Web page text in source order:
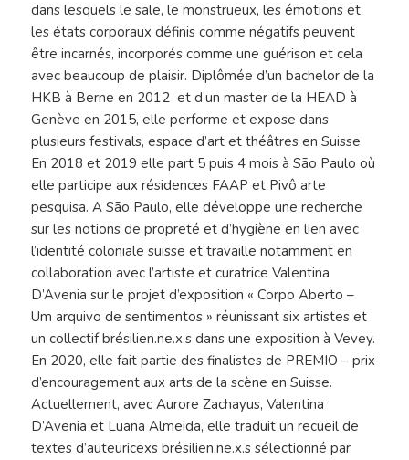
dans lesquels le sale, le monstrueux, les émotions et
les états corporaux définis comme négatifs peuvent
être incarnés, incorporés comme une guérison et cela
avec beaucoup de plaisir. Diplômée d’un bachelor de la
HKB à Berne en 2012 et d’un master de la HEAD à
Genève en 2015, elle performe et expose dans
plusieurs festivals, espace d’art et théâtres en Suisse.
En 2018 et 2019 elle part 5 puis 4 mois à São Paulo où
elle participe aux résidences FAAP et Pivô arte
pesquisa. A São Paulo, elle développe une recherche
sur les notions de propreté et d’hygiène en lien avec
l’identité coloniale suisse et travaille notamment en
collaboration avec l’artiste et curatrice Valentina
D’Avenia sur le projet d’exposition « Corpo Aberto –
Um arquivo de sentimentos » réunissant six artistes et
un collectif brésilien.ne.x.s dans une exposition à Vevey.
En 2020, elle fait partie des finalistes de PREMIO – prix
d’encouragement aux arts de la scène en Suisse.
Actuellement, avec Aurore Zachayus, Valentina
D’Avenia et Luana Almeida, elle traduit un recueil de
textes d’auteuricexs brésilien.ne.x.s sélectionné par